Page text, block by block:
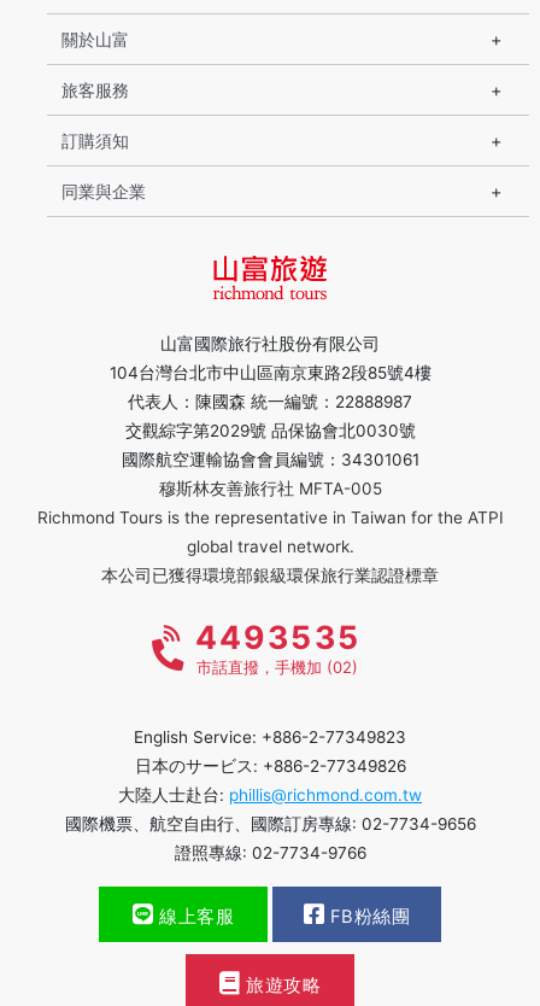
山富國際旅行社股份有限公司
104台灣台北市中山區南京東路2段85號4樓
代表人：陳國森 統一編號：22888987
交觀綜字第2029號 品保協會北0030號
國際航空運輸協會會員編號：34301061
穆斯林友善旅行社 MFTA-005
Richmond Tours is the representative in Taiwan for the ATPI
global travel network.
本公司已獲得環境部銀級環保旅行業認證標章
關於山富
旅客服務
訂購須知
同業與企業
4493535
市話直撥，手機加 (02)
English Service: +886-2-77349823
日本のサービス: +886-2-77349826
大陸人士赴台: phillis@richmond.com.tw
國際機票、航空自由行、國際訂房專線: 02-7734-9656
證照專線: 02-7734-9766
線上客服 FB粉絲團
旅遊攻略